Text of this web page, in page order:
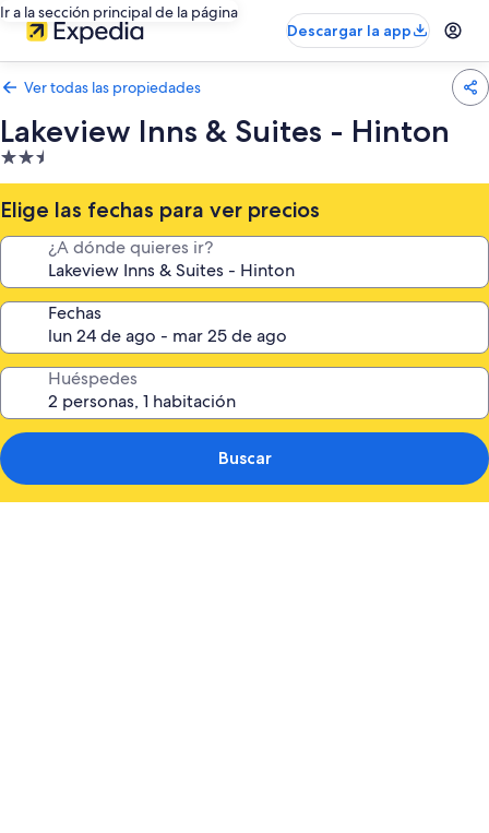
Ir a la sección principal de la página
Descargar la app
Ver todas las propiedades
Lakeview Inns & Suites - Hinton
Propiedad
de
2.5
estrellas
Elige las fechas para ver precios
¿A dónde quieres ir?
Fechas
Huéspedes
Buscar